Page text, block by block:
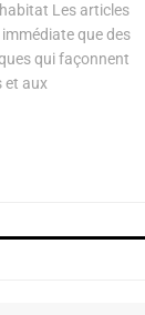
Les articles
que des
qui façonnent
et aux